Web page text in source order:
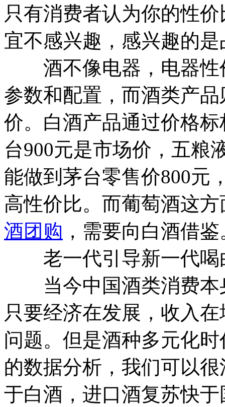
只有消费者认为你的性
宜不感兴趣，感兴趣的
酒不像电器，电器性
参数和配置，而酒类产
价。白酒产品通过价格
台900元是市场价，五粮
能做到茅台零售价800元
高性价比。而葡萄酒这
酒团购 ，需要向白酒借鉴
老一代引导新一代喝
当今中国酒类消费本
只要经济在发展，收入
问题。但是酒种多元化
的数据分析，我们可以
于白酒，进口酒复苏快